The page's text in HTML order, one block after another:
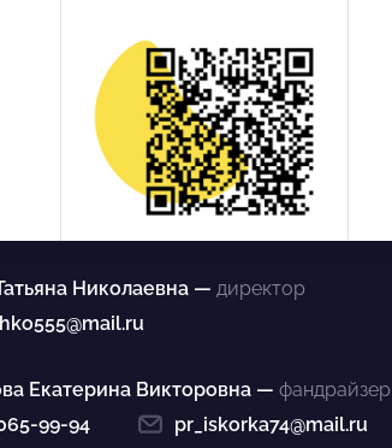
Николаевна — директор
Екатерина Викторовна — фандрайзер
99-94
pr_iskorka74@mail.ru